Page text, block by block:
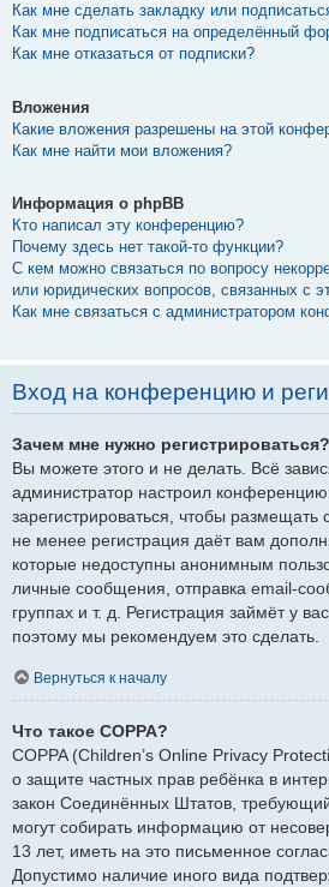
Как мне сделать закладку или
Как мне подписаться на определённый
Как мне отказаться от подписки?
Вложения
Какие вложения разрешены на этой
Как мне найти мои вложения?
Информация о phpBB
Кто написал эту конференцию?
Почему здесь нет такой-то функции?
С кем можно связаться по вопросу
или юридических вопросов, связанных с
Как мне связаться с администратором
Вход на конференцию и
Зачем мне нужно регистрироваться?
Вы можете этого и не делать. Всё
администратор настроил
зарегистрироваться, чтобы
не менее регистрация даёт вам
которые недоступны анонимным
личные сообщения, отправка email-
группах и т. д. Регистрация займёт у
поэтому мы рекомендуем это сделать.
Вернуться к началу
Что такое COPPA?
COPPA (Children’s Online Privacy
о защите частных прав ребёнка в
закон Соединённых Штатов,
могут собирать информацию от
13 лет, иметь на это письменное
Допустимо наличие иного вида